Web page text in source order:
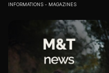
INFORMATIONS MAGAZINES